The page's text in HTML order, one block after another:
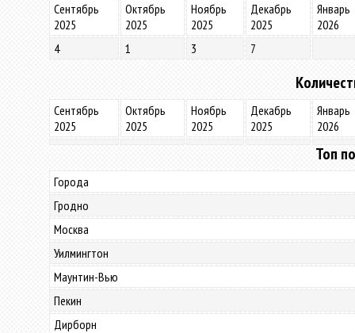
Сентябрь
2025
Октябрь
2025
Ноябрь
2025
Декабрь
2025
Январь
2026
4
1 3 7
Сентябрь
2025
Октябрь
2025
Ноябрь
2025
Декабрь
2025
Январь
2026
Топ
Города
Гродно
Москва
Уилмингтон
Маунтин-Вью
Пекин
Дирборн